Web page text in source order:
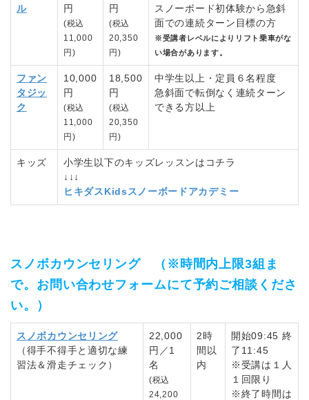
ル
円
(税込
11,000
円)
円
(税込
20,350
円)
スノーボード初体験から急斜
面での連続ターン目標の方
※受講者レベルによりリフト乗車がな
い場合があります。
ファン
タジッ
ク
10,000
円
(税込
11,000
円)
18,500
円
(税込
20,350
円)
中学生以上・定員６名程度
急斜面で転倒なく連続ターン
できる方以上
キッズ
小学生以下のキッズレッスンはコチラ
↓↓↓
ヒキダスKidsスノーボードアカデミー
スノボカウンセリング （※時間内上限3組ま
で。お問い合わせフォームにて予約ご相談くださ
い。）
スノボカウンセリング
（得手不得手と適切な練
習法＆滑走チェック）
22,000
円／1
名
(税込
24,200
2時
間以
内
開始09:45 終
了11:45
※受講は１人
１回限り
※終了時間は